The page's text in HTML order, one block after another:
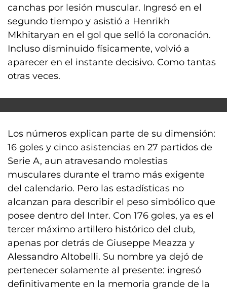
canchas por lesión muscular. Ingresó en el
segundo tiempo y asistió a Henrikh
Mkhitaryan en el gol que selló la coronación.
Incluso disminuido físicamente, volvió a
aparecer en el instante decisivo. Como tantas
otras veces.
Los números explican parte de su dimensión:
16 goles y cinco asistencias en 27 partidos de
Serie A, aun atravesando molestias
musculares durante el tramo más exigente
del calendario. Pero las estadísticas no
alcanzan para describir el peso simbólico que
posee dentro del Inter. Con 176 goles, ya es el
tercer máximo artillero histórico del club,
apenas por detrás de Giuseppe Meazza y
Alessandro Altobelli. Su nombre ya dejó de
pertenecer solamente al presente: ingresó
definitivamente en la memoria grande de la